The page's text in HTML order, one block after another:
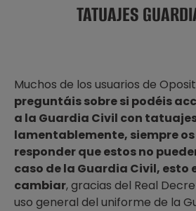
TATUAJES
Muchos de los usuarios de
preguntáis sobre si podéis
a la Guardia Civil con
lamentablemente, siempre
responder que estos no
caso de la Guardia Civil, esto
cambiar, gracias del Real
uso general del uniforme de la